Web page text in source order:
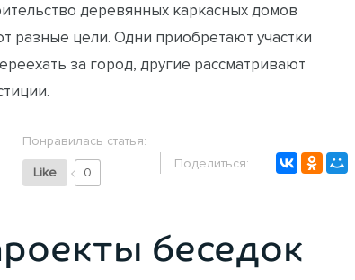
деревянных каркасных домов
разные цели. Одни приобретают участки
за город, другие рассматривают
Понравилась статья:
Like 0
Поделиться:
беседок